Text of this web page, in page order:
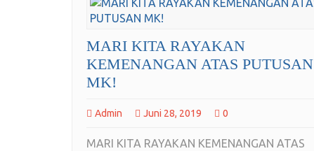
MARI KITA RAYAKAN
KEMENANGAN ATAS PUTUSAN
MK!
Admin Juni 28, 2019 0
MARI KITA RAYAKAN KEMENANGAN ATAS